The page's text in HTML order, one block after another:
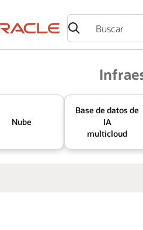
Nube
Base de datos de
IA
multicloud